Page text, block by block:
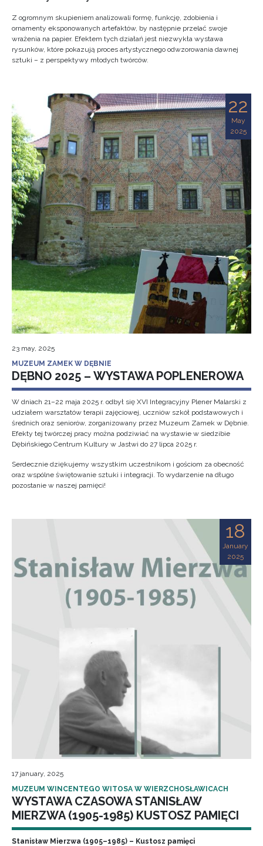
Z ogromnym skupieniem analizowali formę, funkcję, zdobienia i
ornamenty eksponowanych artefaktów, by następnie przelać swoje
wrażenia na papier. Efektem tych działań jest niezwykła wystawa
rysunków, które pokazują proces artystycznego odwzorowania dawnej
sztuki – z perspektywy młodych twórców.
22
May
2025
23 may, 2025
MUZEUM ZAMEK W DĘBNIE
DĘBNO 2025 – WYSTAWA POPLENEROWA
W dniach 21–22 maja 2025 r. odbył się XVI Integracyjny Plener Malarski z
udziałem warsztatów terapii zajęciowej, uczniów szkół podstawowych i
średnich oraz seniorów, zorganizowany przez Muzeum Zamek w Dębnie.
Efekty tej twórczej pracy można podziwiać na wystawie w siedzibie
Dębińskiego Centrum Kultury w Jastwi do 27 lipca 2025 r.
Serdecznie dziękujemy wszystkim uczestnikom i gościom za obecność
oraz wspólne świętowanie sztuki i integracji. To wydarzenie na długo
pozostanie w naszej pamięci!
18
January
2025
17 january, 2025
MUZEUM WINCENTEGO WITOSA W WIERZCHOSŁAWICACH
WYSTAWA CZASOWA STANISŁAW
MIERZWA (1905-1985) KUSTOSZ PAMIĘCI
Stanisław Mierzwa (1905–1985) – Kustosz pamięci